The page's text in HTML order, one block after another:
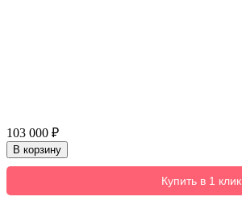
103 000 ₽
В корзину
Купить в 1 клик